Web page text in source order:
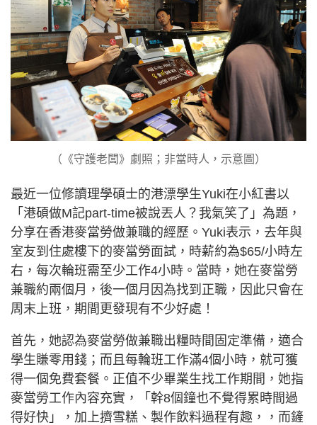
（《守護老闆》劇照；非當時人，示意圖）
最近一位修讀理學碩士的港漂學生Yuki在小紅書以
「港碩做M記part-time被說丟人？我氣笑了」為題，
分享在香港麥當勞做兼職的經歷。Yuki表示，去年與
室友到住處樓下的麥當勞面試，時薪約為$65/小時左
右，每次輪班需至少工作4小時。當時，她在麥當勞
兼職約兩個月，後一個月因為找到正職，因此只會在
周末上班，期間更發現有不少好處！
首先，她認為麥當勞做兼職出糧時間固定準備，適合
學生賺零用錢；而且每輪班工作滿4個小時，就可獲
得一個免費套餐。正值不少畢業生找工作期間，她指
麥當勞工作內容充實，「幹8個鐘也不覺得累時間過
得好快」，加上擠雪糕、製作飲料過程有趣，，而鏟